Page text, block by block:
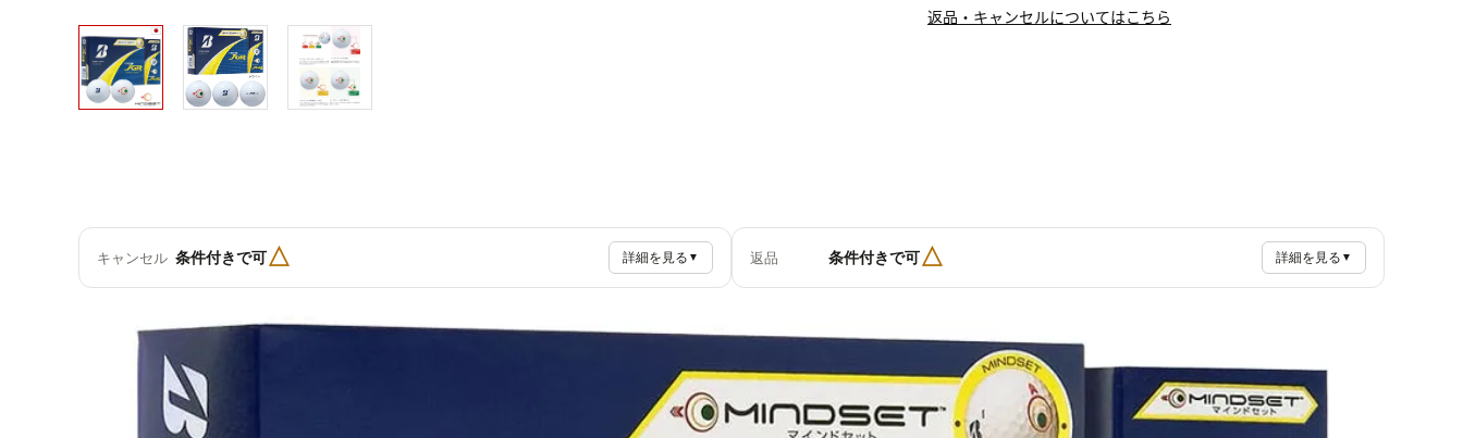
返品・キャンセルについてはこちら
キャンセル 条件付きで可△ 詳細を見る ▼ 返品 条件付きで可△ 詳細を見る ▼